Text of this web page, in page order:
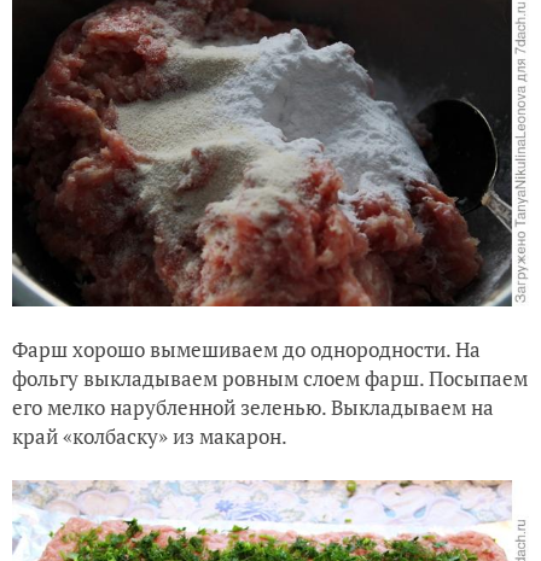
Фарш хорошо вымешиваем до однородности. На
фольгу выкладываем ровным слоем фарш. Посыпаем
его мелко нарубленной зеленью. Выкладываем на
край «колбаску» из макарон.